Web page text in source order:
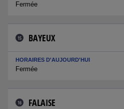
Fermée
15 BAYEUX
HORAIRES D'AUJOURD'HUI
Fermée
16 FALAISE